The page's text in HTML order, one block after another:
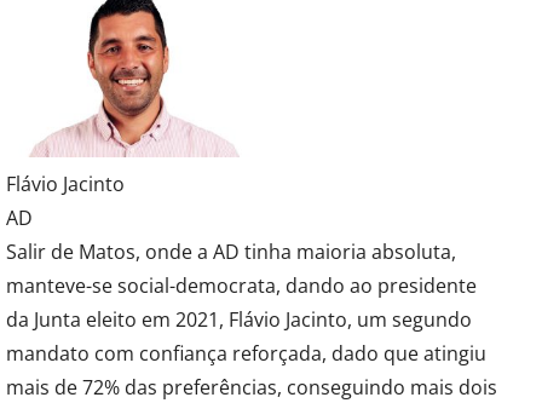
Flávio Jacinto
AD
Salir de Matos, onde a AD tinha maioria absoluta,
manteve-se social-democrata, dando ao presidente
da Junta eleito em 2021, Flávio Jacinto, um segundo
mandato com confiança reforçada, dado que atingiu
mais de 72% das preferências, conseguindo mais dois